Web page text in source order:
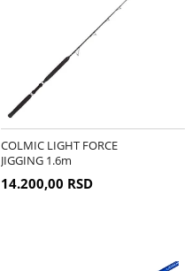
COLMIC LIGHT FORCE
JIGGING 1.6m
14.200,00 RSD